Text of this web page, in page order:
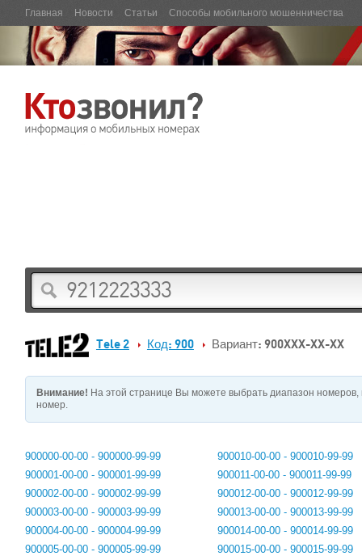
Главная Новости Статьи Способы мобильного мошенничества
Tele 2 Код: 900 Вариант: 900XXX-XX-XX
Внимание! На этой странице Вы можете выбрать диапазон
номер.
900000-00-00 - 900000-99-99
900001-00-00 - 900001-99-99
900002-00-00 - 900002-99-99
900003-00-00 - 900003-99-99
900004-00-00 - 900004-99-99
900005-00-00 - 900005-99-99
900010-00-00 - 900010-99-99
900011-00-00 - 900011-99-99
900012-00-00 - 900012-99-99
900013-00-00 - 900013-99-99
900014-00-00 - 900014-99-99
900015-00-00 - 900015-99-99